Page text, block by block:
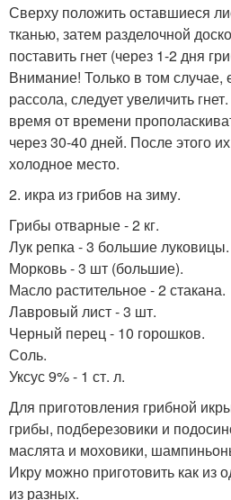
Сверху положить оставшиеся
тканью, затем разделочной
поставить гнет (через 1-2 дня
Внимание! Только в том
рассола, следует увеличить
время от времени
через 30-40 дней. После этого
холодное место.
2. икра из грибов на зиму.
Грибы отварные - 2 кг.
Лук репка - 3 большие луковицы.
Морковь - 3 шт (большие).
Масло растительное - 2 стакана.
Лавровый лист - 3 шт.
Черный перец - 10 горошков.
Соль.
Уксус 9% - 1 ст. л.
Для приготовления грибной
грибы, подберезовики и
маслята и моховики,
Икру можно приготовить как из
из разных.